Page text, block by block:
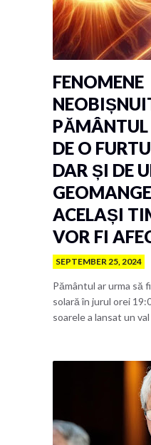
FENOMENE
DE O
DAR ȘI DE
ACELAȘI
VOR FI
SEPTEMBER 25, 2024
Pământul ar urma să
solară în jurul orei
soarele a lansat un